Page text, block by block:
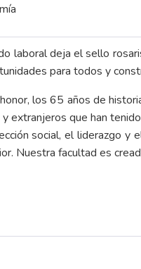
laboral deja el sello
para todos y
los 65 años de
extranjeros que han
social, el liderazgo
Nuestra facultad es